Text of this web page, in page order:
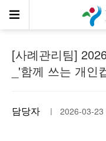
[사례관리팀]
_'함께 쓰는 개
담당자 ㅣ 2026-03-23